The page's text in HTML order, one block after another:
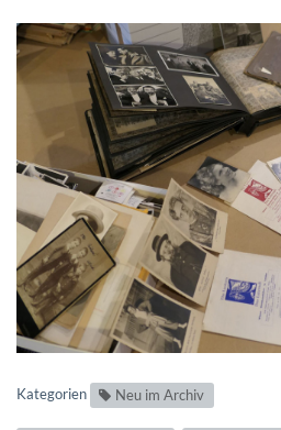
Kategorien Neu im Archiv